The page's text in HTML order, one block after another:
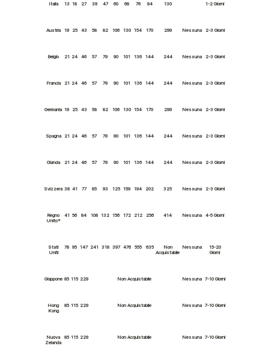
Italia 13 18 27 39 47 60 68 76 84 130 1-2 Giorni
Austria 19 25 43 58 82 106 130 154 170 299 Nessuna 2-3 Giorni
Belgio 21 24 46 57 79 90 101 136 144 244 Nessuna 2-3 Giorni
Francia 21 24 46 57 79 90 101 136 144 244 Nessuna 2-3 Giorni
Germania 19 25 43 58 82 106 130 154 170 299 Nessuna 2-3 Giorni
Spagna 21 24 46 57 79 90 101 136 144 244 Nessuna 2-3 Giorni
Olanda 21 24 46 57 79 90 101 136 144 244 Nessuna 2-3 Giorni
Svizzera 38 41 77 85 93 125 159 194 202 325 Nessuna 2-3 Giorni
Regno
Unito*
41 56 84 108 132 156 172 212 256 414 Nessuna 4-5 Giorni
Stati
Uniti
78 95 147 241 318 397 476 555 635
Non
Acquistabile
Nessuna
15-20
Giorni
Giappone 85 115 229 Non Acquistabile Nessuna 7-10 Giorni
Hong
Kong
85 115 229 Non Acquistabile Nessuna 7-10 Giorni
Nuova
Zelanda
85 115 229 Non Acquistabile Nessuna 7-10 Giorni